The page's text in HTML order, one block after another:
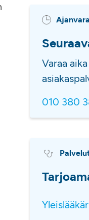
Varaa
010 380